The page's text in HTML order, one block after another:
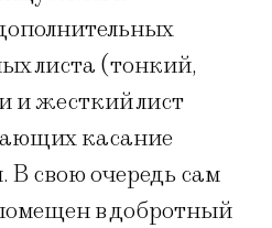
листа (тонкий,
и жесткий лист
касание
В свою очередь сам
в добротный